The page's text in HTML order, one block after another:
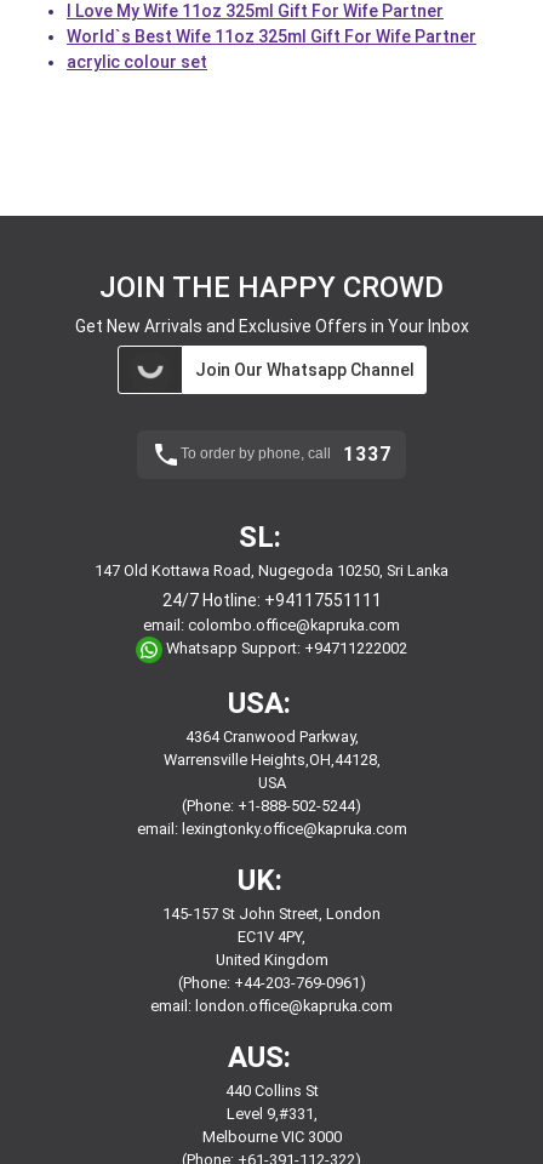
I Love My Wife 11oz 325ml Gift For Wife Partner
World`s Best Wife 11oz 325ml Gift For Wife Partner
acrylic colour set
JOIN THE HAPPY CROWD
Get New Arrivals and Exclusive Offers in Your Inbox
Join Our Whatsapp Channel
To order by phone, call 1337
SL:
147 Old Kottawa Road, Nugegoda 10250, Sri Lanka
24/7 Hotline: +94117551111
email: colombo.office@kapruka.com
Whatsapp Support: +94711222002
USA:
4364 Cranwood Parkway,
Warrensville Heights,OH,44128,
USA
(Phone: +1-888-502-5244)
email: lexingtonky.office@kapruka.com
UK:
145-157 St John Street, London
EC1V 4PY,
United Kingdom
(Phone: +44-203-769-0961)
email: london.office@kapruka.com
AUS:
440 Collins St
Level 9,#331,
Melbourne VIC 3000
(Phone: +61-391-112-322)